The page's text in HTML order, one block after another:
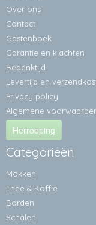
Over ons
Contact
Gastenboek
Garantie en klachten
Bedenktijd
Levertijd en
Privacy policy
Algemene
Herroeping
Categorieën
Mokken
Thee & Koffie
Borden
Schalen